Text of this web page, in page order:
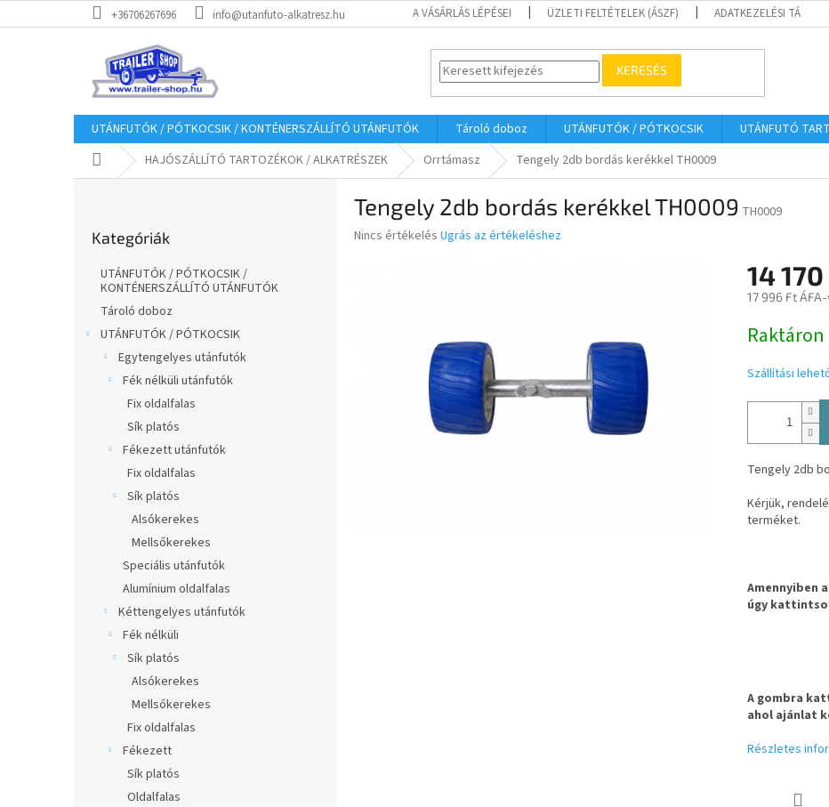
a
+36706267696 info@utanfuto-alkatresz.hu A VÁSÁRLÁS LÉPÉSEI ÜZLETI FELTÉTELEK (ÁSZF) ADATKEZELÉSI
KERESÉS
UTÁNFUTÓK / PÓTKOCSIK / KONTÉNERSZÁLLÍTÓ UTÁNFUTÓK Tároló doboz UTÁNFUTÓK / PÓTKOCSIK UTÁNFUTÓ
KezdőlapHAJÓSZÁLLÍTÓ TARTOZÉKOK / ALKATRÉSZEK Orrtámasz Tengely 2db bordás kerékkel TH0009
átugrása
Kategóriák
UTÁNFUTÓK / PÓTKOCSIK /
KONTÉNERSZÁLLÍTÓ UTÁNFUTÓK
Tároló doboz
UTÁNFUTÓK / PÓTKOCSIK
Egytengelyes utánfutók
Fék nélküli utánfutók
Fix oldalfalas
Sík platós
Fékezett utánfutók
Fix oldalfalas
Sík platós
Alsókerekes
Mellsőkerekes
Speciális utánfutók
Alumínium oldalfalas
Kéttengelyes utánfutók
Fék nélküli
Sík platós
Alsókerekes
Mellsőkerekes
Fix oldalfalas
Fékezett
Sík platós
Oldalfalas
Tengely 2db bordás kerékkel TH0009 TH0009
A
Nincs értékelés Ugrás az értékeléshez
14
17 996 Ft
Raktáron
Szállítási
Tengely 2db
Kérjük,
terméket.
Amennyiben
úgy
A gombra
ahol ajánlat
Részletes